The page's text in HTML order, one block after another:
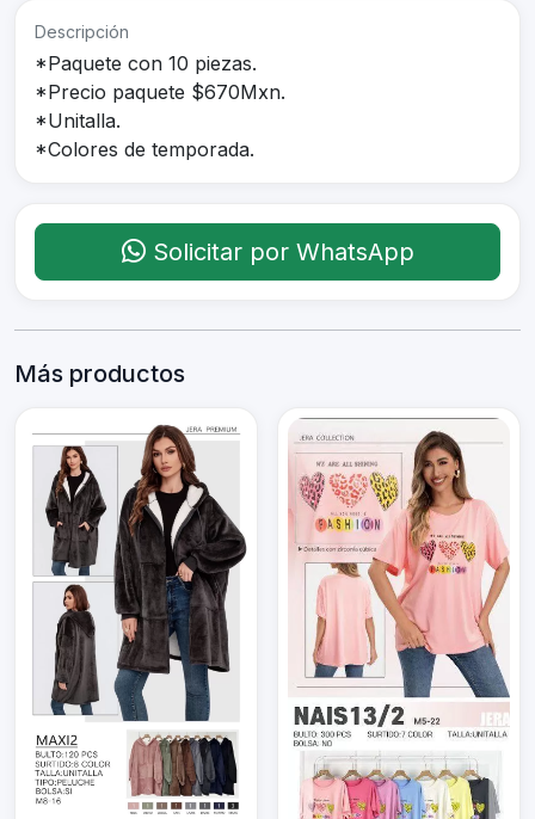
Descripción
*Paquete con 10 piezas.
*Precio paquete $670Mxn.
*Unitalla.
*Colores de temporada.
Solicitar por WhatsApp
Más productos